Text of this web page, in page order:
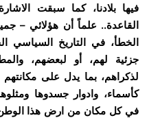
فيها بلادنا، كما سبقت
القاعدة.. علماً أن هؤلائي –
الخطأ، في التاريخ السياسي
جزئية لهم، أو لبعضهم،
لذكراهم، بما يدل على مكانتهم
كأسماء، وادوار جسدوها
في كل مكان من ارض هذا